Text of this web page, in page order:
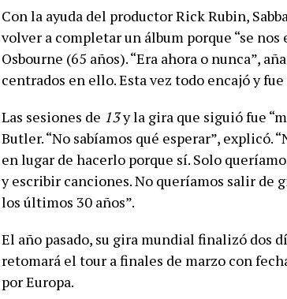
Con la ayuda del productor Rick Rubin,
volver a completar un álbum porque “se
Osbourne (65 años). “Era ahora o nunca”,
centrados en ello. Esta vez todo encajó y
Las sesiones de 13y la gira que siguió fue
Butler. “No sabíamos qué esperar”, explicó.
en lugar de hacerlo porque sí. Solo
y escribir canciones. No queríamos salir de
los últimos 30 años”.
El año pasado, su gira mundial finalizó dos
retomará el tour a finales de marzo con
por Europa.